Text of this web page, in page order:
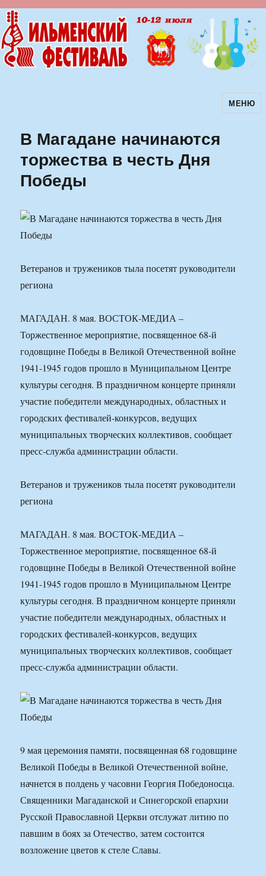
Ильменский фестиваль авторскойМЕНЮ
В Магадане начинаются
торжества в честь Дня
Победы
Ветеранов и тружеников тыла посетят руководители
региона
МАГАДАН. 8 мая. ВОСТОК-МЕДИА –
Торжественное мероприятие, посвященное 68-й
годовщине Победы в Великой Отечественной войне
1941-1945 годов прошло в Муниципальном Центре
культуры сегодня. В праздничном концерте приняли
участие победители международных, областных и
городских фестивалей-конкурсов, ведущих
муниципальных творческих коллективов, сообщает
пресс-служба администрации области.
Ветеранов и тружеников тыла посетят руководители
региона
МАГАДАН. 8 мая. ВОСТОК-МЕДИА –
Торжественное мероприятие, посвященное 68-й
годовщине Победы в Великой Отечественной войне
1941-1945 годов прошло в Муниципальном Центре
культуры сегодня. В праздничном концерте приняли
участие победители международных, областных и
городских фестивалей-конкурсов, ведущих
муниципальных творческих коллективов, сообщает
пресс-служба администрации области.
9 мая церемония памяти, посвященная 68 годовщине
Великой Победы в Великой Отечественной войне,
начнется в полдень у часовни Георгия Победоносца.
Священники Магаданской и Синегорской епархии
Русской Православной Церкви отслужат литию по
павшим в боях за Отечество, затем состоится
возложение цветов к стеле Славы.